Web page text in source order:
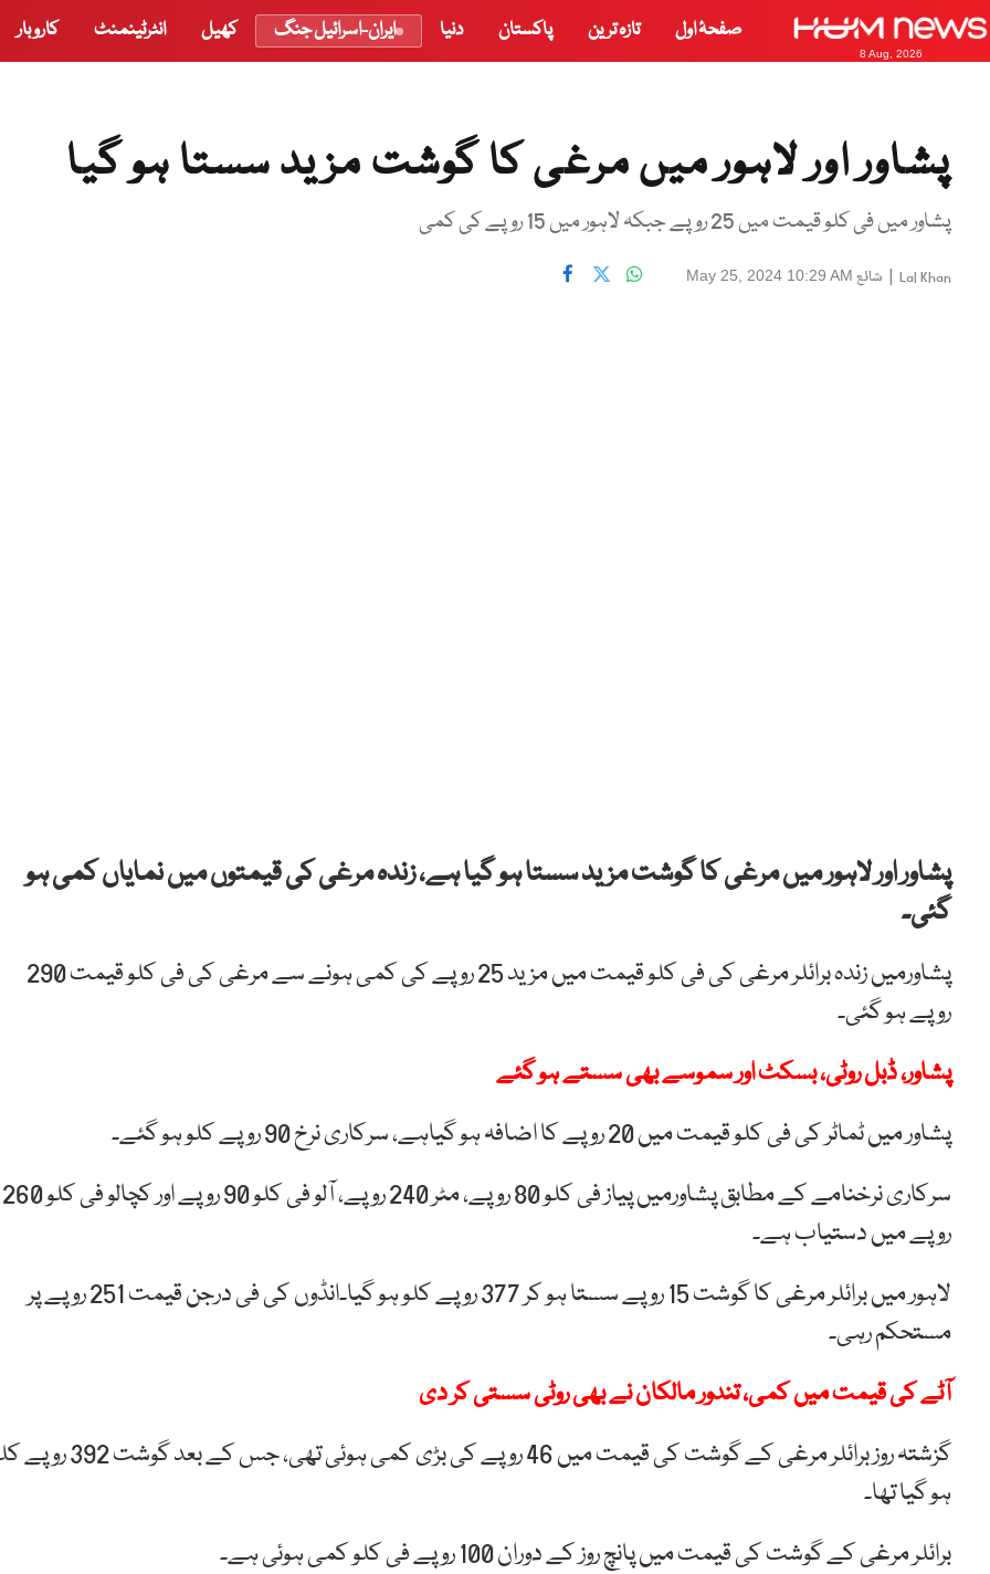
8 Aug, 2026
صفحۂ اول تازہ ترین پاکستان دنیا ایران-اسرائیل جنگ کھیل انٹرٹینمنٹ کاروبار
پشاور اور لاہور میں مرغی کا گوشت مزید سستا ہو گیا
پشاور میں فی کلو قیمت میں 25 روپے جبکہ لاہور میں 15 روپے کی کمی
Lal Khan
| شائع May 25, 2024 10:29 AM
پشاور اور لاہور میں مرغی کا گوشت مزید سستا ہو گیا ہے، زندہ مرغی کی قیمتوں میں نمایاں کمی ہو
گئی۔
پشاورمیں زندہ برائلر مرغی کی فی کلو قیمت میں مزید 25 روپے کی کمی ہونے سے مرغی کی فی کلو قیمت 290
روپے ہو گئی۔
پشاور، ڈبل روٹی، بسکٹ اور سموسے بھی سستے ہو گئے
پشاور میں ٹماٹر کی فی کلو قیمت میں 20 روپے کا اضافہ ہو گیاہے، سرکاری نرخ 90 روپے کلو ہو گئے۔
سرکاری نرخنامے کے مطابق پشاورمیں پیاز فی کلو 80 روپے، مٹر 240 روپے، آلو فی کلو 90 روپے اور کچالو فی کلو 260
روپے میں دستیاب ہے۔
لاہور میں برائلر مرغی کا گوشت 15 روپے سستا ہو کر 377 روپے کلو ہو گیا۔انڈوں کی فی درجن قیمت 251 روپے پر
مستحکم رہی۔
آٹے کی قیمت میں کمی، تندور مالکان نے بھی روٹی سستی کر دی
گزشتہ روز برائلر مرغی کے گوشت کی قیمت میں 46 روپے کی بڑی کمی ہوئی تھی، جس کے
ہو گیا تھا۔
برائلر مرغی کے گوشت کی قیمت میں پانچ روز کے دوران 100 روپے فی کلو کمی ہوئی ہے۔